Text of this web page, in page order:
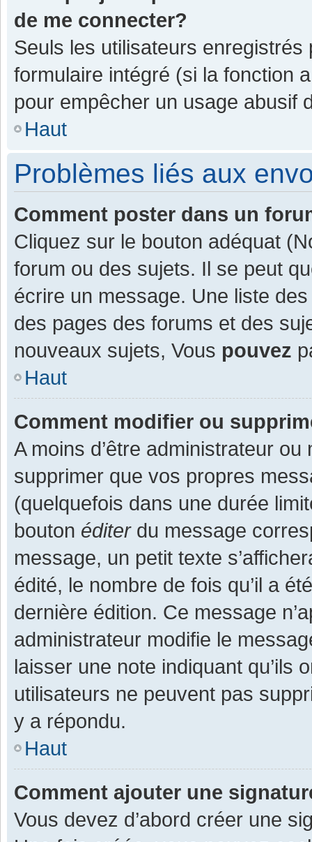
de me connecter?
Seuls les utilisateurs enregistrés
formulaire intégré (si la fonction
pour empêcher un usage abusif
Haut
Problèmes liés aux
Comment poster dans un
Cliquez sur le bouton adéquat
forum ou des sujets. Il se peut
écrire un message. Une liste
des pages des forums et des
nouveaux sujets, Vous pouvez
Haut
Comment modifier ou
A moins d’être administrateur
supprimer que vos propres
(quelquefois dans une durée
bouton éditerdu message
message, un petit texte
édité, le nombre de fois qu’il a
dernière édition. Ce message
administrateur modifie le
laisser une note indiquant qu’ils
utilisateurs ne peuvent pas
y a répondu.
Haut
Comment ajouter une
Vous devez d’abord créer une